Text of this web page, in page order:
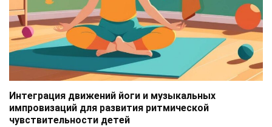
Интеграция движений йоги и музыкальных
импровизаций для развития ритмической
чувствительности детей